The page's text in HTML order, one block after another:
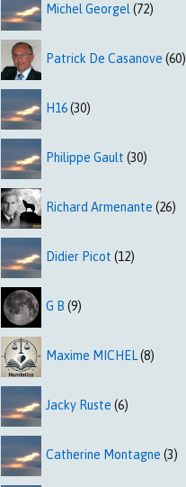
Michel Georgel (72)
Patrick De Casanove (60)
H16(30)
Philippe Gault (30)
Richard Armenante (26)
Didier Picot (12)
G B (9)
Maxime MICHEL(8)
Jacky Ruste (6)
Catherine Montagne (3)